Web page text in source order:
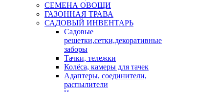
СЕМЕНА ОВОЩИ
ГАЗОННАЯ ТРАВА
САДОВЫЙ ИНВЕНТАРЬ
Садовые
решетки,сетки,декоративные
заборы
Тачки, тележки
Колёса, камеры для тачек
Адаптеры, соединители,
распылители